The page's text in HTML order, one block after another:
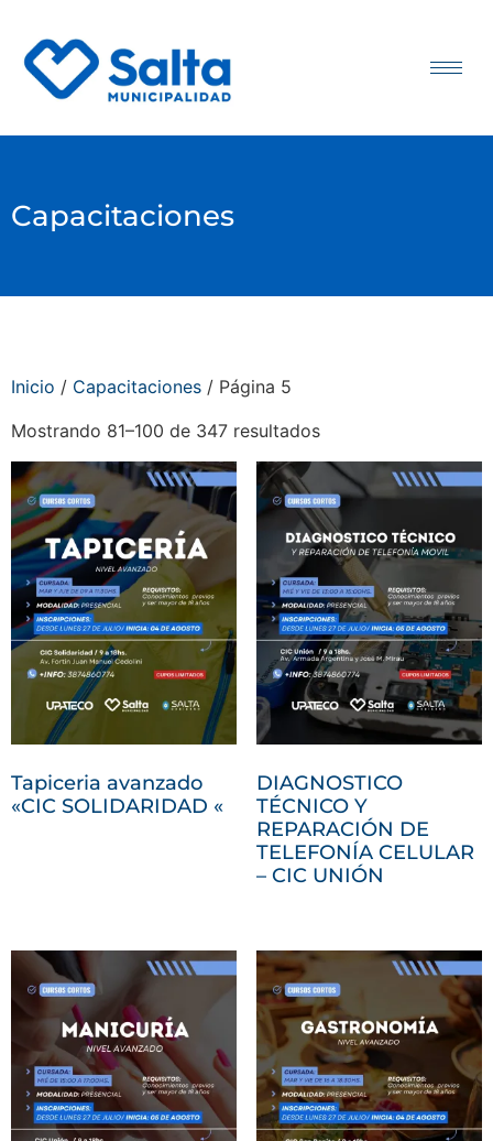
Capacitaciones
Inicio / Capacitaciones / Página 5
Mostrando 81–100 de 347 resultados
Tapiceria avanzado
«CIC SOLIDARIDAD «
DIAGNOSTICO
TÉCNICO Y
REPARACIÓN DE
TELEFONÍA CELULAR
– CIC UNIÓN